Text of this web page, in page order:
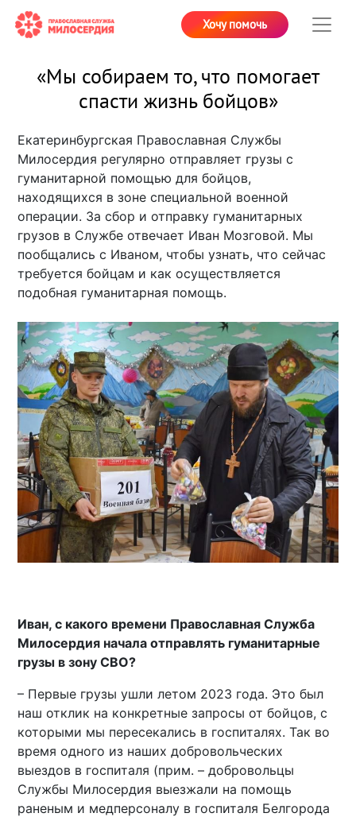
Хочу помочь
«Мы собираем то, что помогает
спасти жизнь бойцов»
Екатеринбургская Православная Службы
Милосердия регулярно отправляет грузы с
гуманитарной помощью для бойцов,
находящихся в зоне специальной военной
операции. За сбор и отправку гуманитарных
грузов в Службе отвечает Иван Мозговой. Мы
пообщались с Иваном, чтобы узнать, что сейчас
требуется бойцам и как осуществляется
подобная гуманитарная помощь.
Иван, с какого времени Православная Служба
Милосердия начала отправлять гуманитарные
грузы в зону СВО?
– Первые грузы ушли летом 2023 года. Это был
наш отклик на конкретные запросы от бойцов, с
которыми мы пересекались в госпиталях. Так во
время одного из наших добровольческих
выездов в госпиталя (прим. – добровольцы
Службы Милосердия выезжали на помощь
раненым и медперсоналу в госпиталя Белгорода